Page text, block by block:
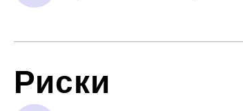
Риски